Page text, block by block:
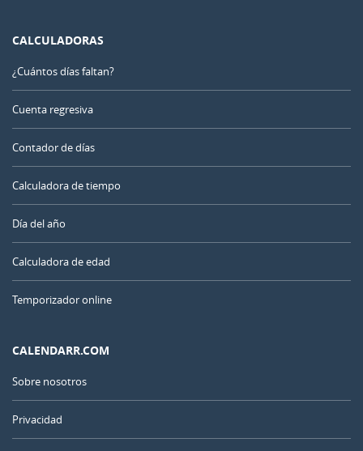
CALCULADORAS
¿Cuántos días faltan?
Cuenta regresiva
Contador de días
Calculadora de tiempo
Día del año
Calculadora de edad
Temporizador online
CALENDARR.COM
Sobre nosotros
Privacidad